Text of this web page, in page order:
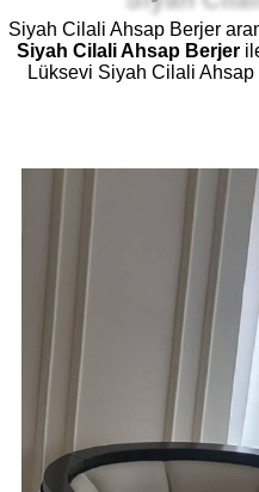
Siyah Cilali Ahsap Berjer
Siyah Cilali Ahsap Berjer
Lüksevi Siyah Cilali